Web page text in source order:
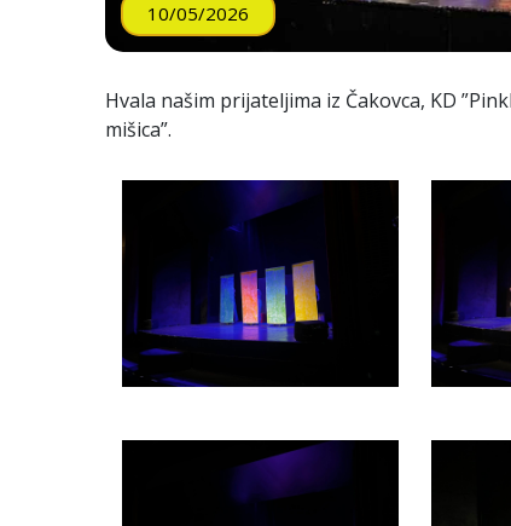
10/05/2026
Hvala našim prijateljima iz Čakovca, KD
mišica”.